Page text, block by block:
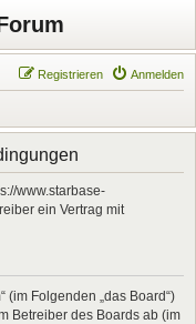
Anmelden
Registrieren
www.starbase-
ein Vertrag mit
(im Folgenden „das Board“)
Betreiber des Boards ab (im